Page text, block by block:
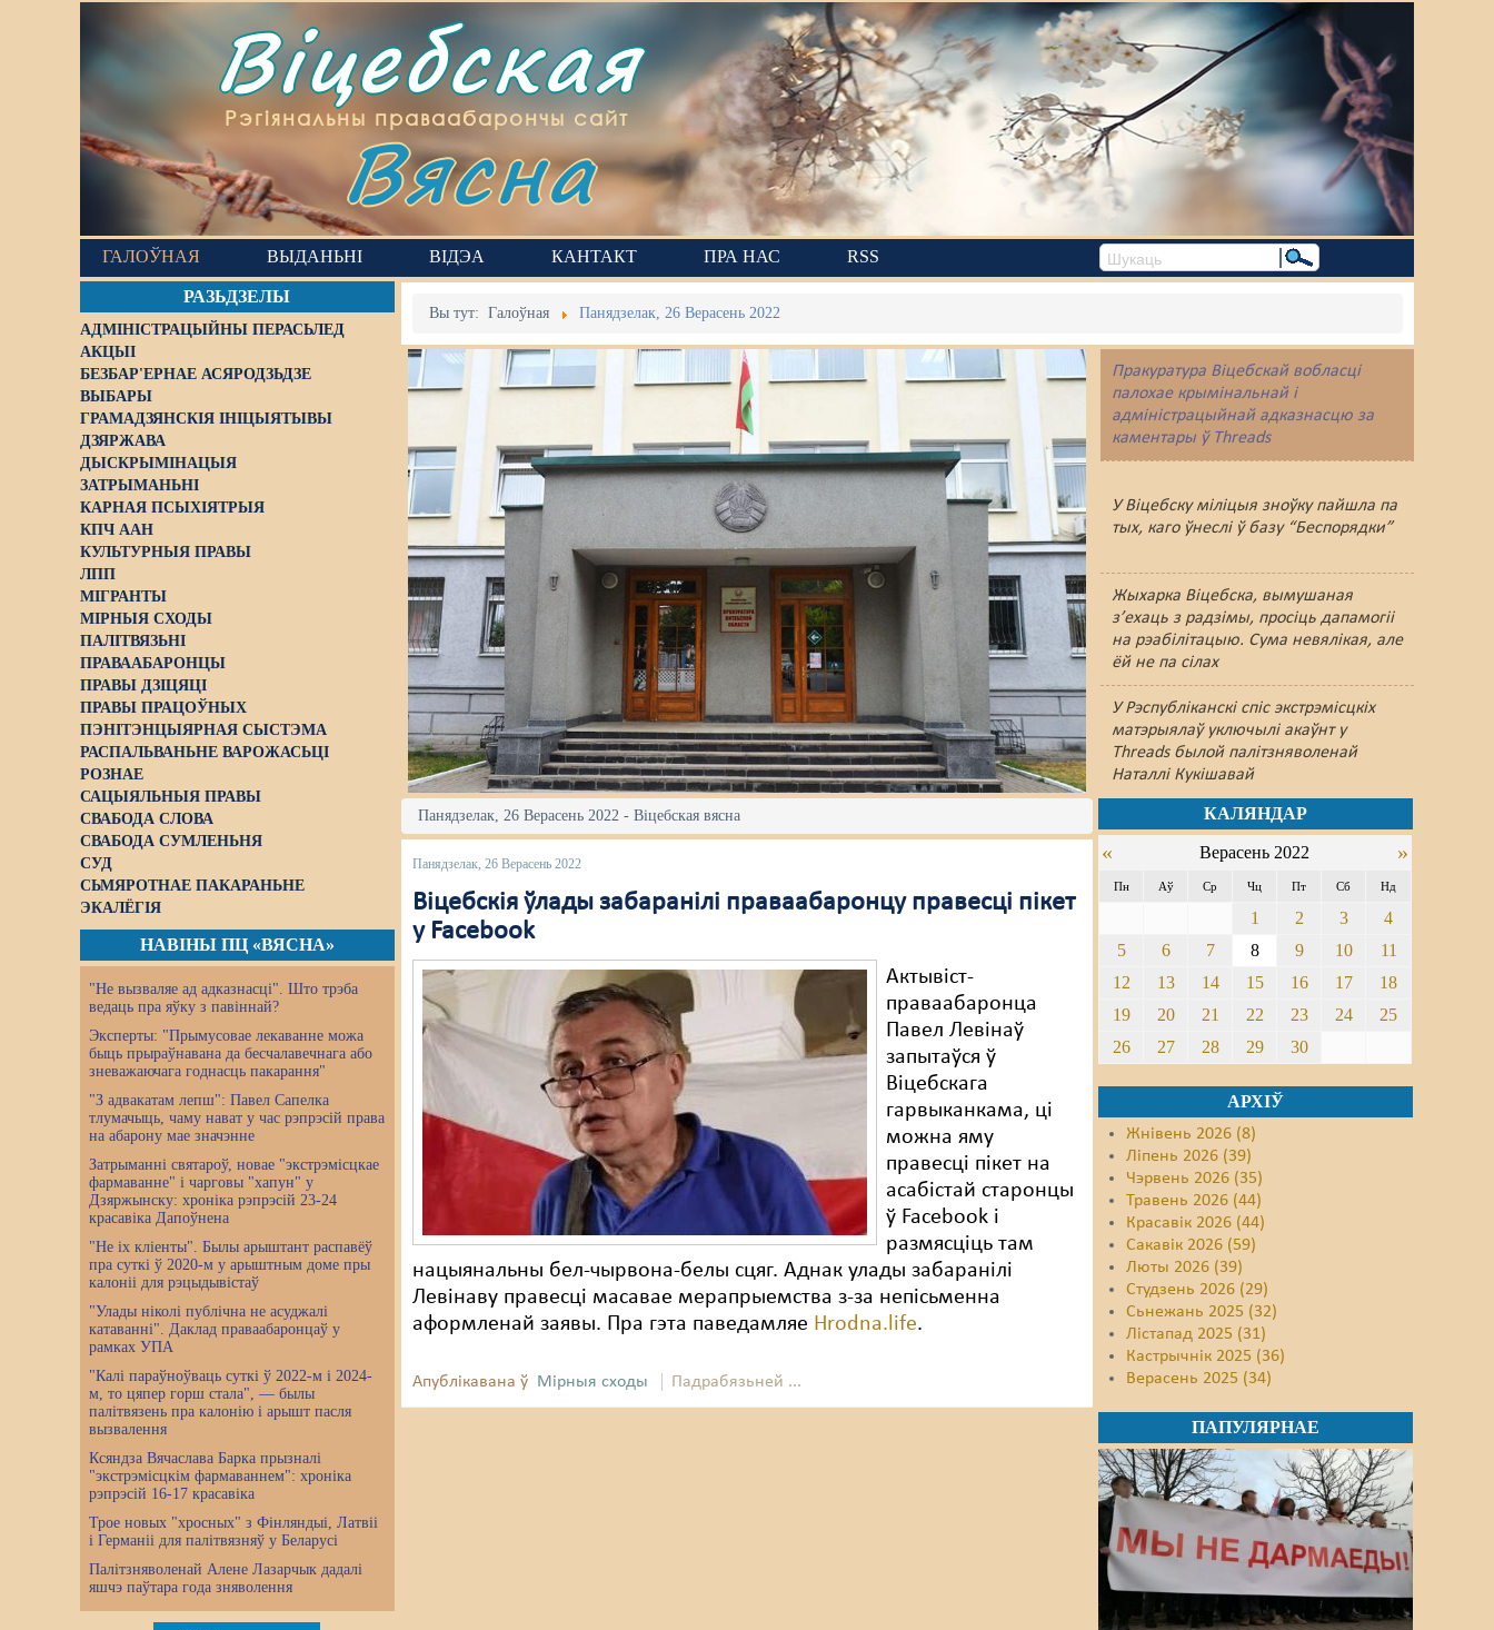
Віцебская
Рэгіянальны праваабарончы сайт
Вясна
ГАЛОЎНАЯ ВЫДАНЬНІ ВІДЭА КАНТАКТ ПРА НАС RSS
РАЗЬДЗЕЛЫ
АДМІНІСТРАЦЫЙНЫ ПЕРАСЬЛЕД
АКЦЫІ
БЕЗБАР'ЕРНАЕ АСЯРОДЗЬДЗЕ
ВЫБАРЫ
ГРАМАДЗЯНСКІЯ ІНІЦЫЯТЫВЫ
ДЗЯРЖАВА
ДЫСКРЫМІНАЦЫЯ
ЗАТРЫМАНЬНІ
КАРНАЯ ПСЫХІЯТРЫЯ
КПЧ ААН
КУЛЬТУРНЫЯ ПРАВЫ
ЛПП
МІГРАНТЫ
МІРНЫЯ СХОДЫ
ПАЛІТВЯЗЬНІ
ПРАВААБАРОНЦЫ
ПРАВЫ ДЗІЦЯЦІ
ПРАВЫ ПРАЦОЎНЫХ
ПЭНІТЭНЦЫЯРНАЯ СЫСТЭМА
РАСПАЛЬВАНЬНЕ ВАРОЖАСЬЦІ
РОЗНАЕ
САЦЫЯЛЬНЫЯ ПРАВЫ
СВАБОДА СЛОВА
СВАБОДА СУМЛЕНЬНЯ
СУД
СЬМЯРОТНАЕ ПАКАРАНЬНЕ
ЭКАЛЁГІЯ
НАВІНЫ ПЦ «ВЯСНА»
"Не вызваляе ад адказнасці". Што трэба
ведаць пра яўку з павіннай?
Эксперты: "Прымусовае лекаванне можа
быць прыраўнавана да бесчалавечнага або
зневажаючага годнасць пакарання"
"З адвакатам лепш": Павел Сапелка
тлумачыць, чаму нават у час рэпрэсій права
на абарону мае значэнне
Затрыманні святароў, новае "экстрэмісцкае
фармаванне" і чарговы "хапун" у
Дзяржынску: хроніка рэпрэсій 23-24
красавіка Дапоўнена
"Не іх кліенты". Былы арыштант распавёў
пра суткі ў 2020-м у арыштным доме пры
калоніі для рэцыдывістаў
"Улады ніколі публічна не асуджалі
катаванні". Даклад праваабаронцаў у
рамках УПА
"Калі параўноўваць суткі ў 2022-м і 2024-
м, то цяпер горш стала", — былы
палітвязень пра калонію і арышт пасля
вызвалення
Ксяндза Вячаслава Барка прызналі
"экстрэмісцкім фармаваннем": хроніка
рэпрэсій 16-17 красавіка
Трое новых "хросных" з Фінляндыі, Латвіі
і Германіі для палітвязняў у Беларусі
Палітзняволенай Алене Лазарчык дадалі
яшчэ паўтара года зняволення
Вы тут:Галоўная Панядзелак, 26 Верасень 2022
Пракуратура Віцебскай вобласці
палохае крымінальнай і
адміністрацыйнай адказнасцю за
каментары ў Threads
У Віцебску міліцыя зноўку пайшлa па
тых, каго ўнеслі ў базу “Беспорядки”
Жыхарка Віцебска, вымушаная
з’ехаць з радзімы, просіць дапамогіі
на рэабілітацыю. Сума невялікая, але
ёй не па сілах
У Рэспубліканскі спіс экстрэмісцкіх
матэрыялаў уключылі акаўнт у
Threads былой палітзняволенай
Наталлі Кукішавай
Панядзелак, 26 Верасень 2022 - Віцебская вясна
Панядзелак, 26 Верасень 2022
Віцебскія ўлады забаранілі праваабаронцу правесці пікет
у Facebook
Актывіст-
праваабаронца
Павел Левінаў
запытаўся ў
Віцебскага
гарвыканкама, ці
можна яму
правесці пікет на
асабістай старонцы
ў Facebook і
размясціць там
нацыянальны бел-чырвона-белы сцяг. Аднак улады забаранілі
Левінаву правесці масавае мерапрыемства з-за непісьменна
аформленай заявы. Пра гэта паведамляе Hrodna.life.
Апублікавана ў Мірныя сходы Падрабязьней ...
КАЛЯНДАР
« Верасень 2022 »
Пн Аў Ср Чц Пт Сб Нд
1 2 3
4
5
6 7 8 9 10
11
12
13 14 15 16 17
18
19
20 21 22 23 24
25
26
27 28 29 30
АРХІЎ
Жнівень 2026 (8)
Ліпень 2026 (39)
Чэрвень 2026 (35)
Травень 2026 (44)
Красавік 2026 (44)
Сакавік 2026 (59)
Люты 2026 (39)
Студзень 2026 (29)
Сьнежань 2025 (32)
Лістапад 2025 (31)
Кастрычнік 2025 (36)
Верасень 2025 (34)
ПАПУЛЯРНАЕ